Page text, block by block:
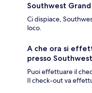
Southwest
Ci dispiace,
loco.
A che ora si
presso
Puoi effettuare il
Il check-out va